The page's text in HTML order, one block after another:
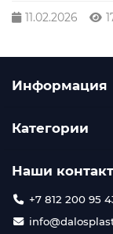
11.02.2026
Информация
Категории
Наши
+7 812 200 95